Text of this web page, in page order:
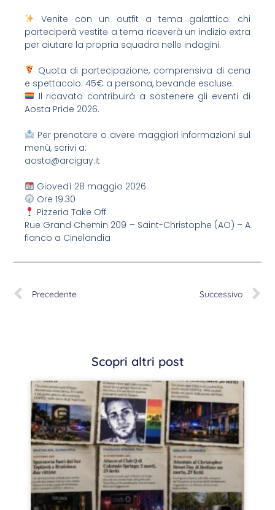
Venite con un outfit a tema galattico: chi
parteciperà vestitə a tema riceverà un indizio extra
per aiutare la propria squadra nelle indagini.
Quota di partecipazione, comprensiva di cena
e spettacolo: 45€ a persona, bevande escluse.
Il ricavato contribuirà a sostenere gli eventi di
Aosta Pride 2026.
Per prenotare o avere maggiori informazioni sul
menù, scrivi a:
aosta@arcigay.it
Giovedì 28 maggio 2026
Ore 19.30
Pizzeria Take Off
Rue Grand Chemin 209 – Saint-Christophe (AO) – A
fianco a Cinelandia
Precedente Successivo
Scopri altri post